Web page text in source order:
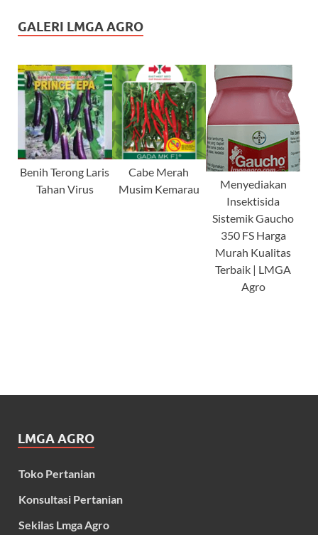
GALERI LMGA AGRO
Benih Terong Laris
Tahan Virus
Cabe Merah
Musim Kemarau
Menyediakan
Insektisida
Sistemik Gaucho
350 FS Harga
Murah Kualitas
Terbaik | LMGA
Agro
LMGA AGRO
Toko Pertanian
Konsultasi Pertanian
Sekilas Lmga Agro